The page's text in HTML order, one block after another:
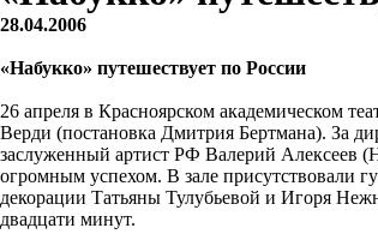
28.04.2006
«Набукко» путешествует по России
26 апреля в Красноярском академическом
Верди (постановка Дмитрия Бертмана). За
заслуженный артист РФ Валерий Алексеев
огромным успехом. В зале присутствовали
декорации Татьяны Тулубьевой и Игоря
двадцати минут.